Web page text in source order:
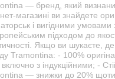
— бренд, який
магазині ви знайдете
і вигідними
підходом до
Якщо ви шукаєте,
Tramontina: - 100%
включно з індукційними; -
— знижки до 20%